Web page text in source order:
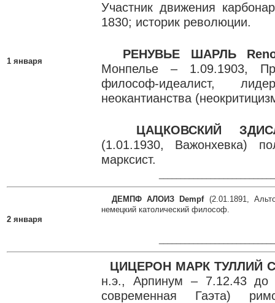
1 января
Участник движения
1830; историк революции.
РЕНУВЬЕ ШАРЛЬ
Монпелье – 1.09.1903,
философ-идеалист,
неокантианства
ЦАЦКОВСКИЙ
(1.01.1930, Важонхевка)
марксист.
2 января
ДЕМПФ АЛОИЗ Dempf (2.01.1891,
немецкий католический философ.
ЦИЦЕРОН МАРК ТУЛЛИЙ
н.э., Арпинум – 7.12.43 до
современная Гаэта)